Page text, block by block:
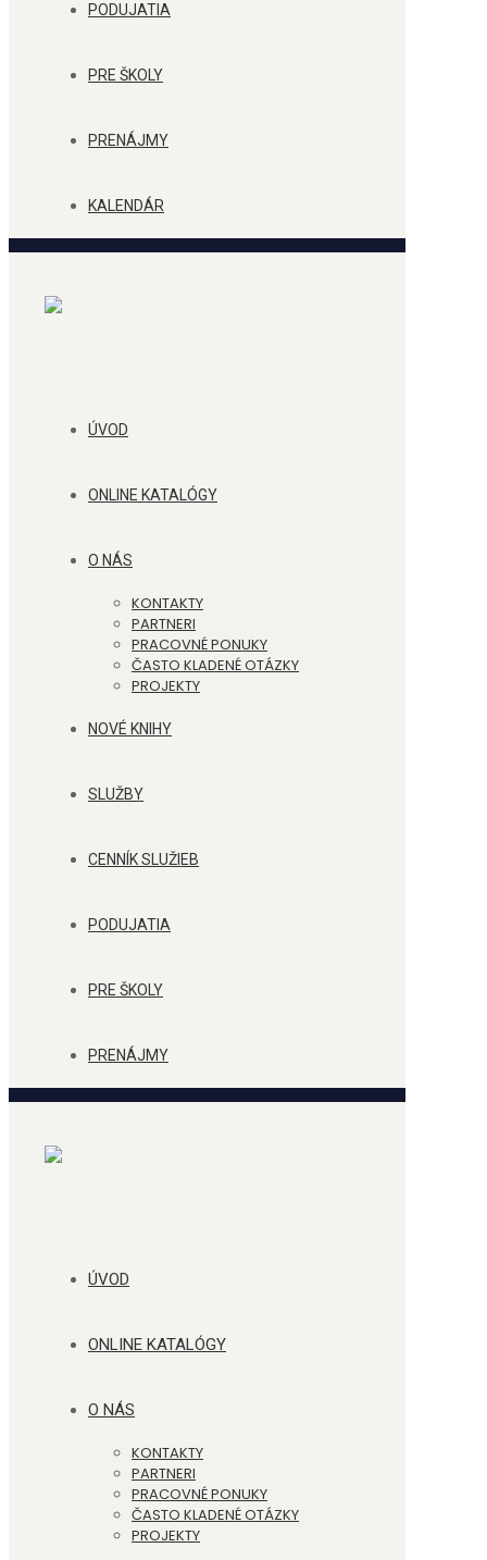
PODUJATIA
PRE ŠKOLY
PRENÁJMY
KALENDÁR
ÚVOD
ONLINE KATALÓGY
O NÁS
KONTAKTY
PARTNERI
PRACOVNÉ PONUKY
ČASTO KLADENÉ OTÁZKY
PROJEKTY
NOVÉ KNIHY
SLUŽBY
CENNÍK SLUŽIEB
PODUJATIA
PRE ŠKOLY
PRENÁJMY
ÚVOD
ONLINE KATALÓGY
O NÁS
KONTAKTY
PARTNERI
PRACOVNÉ PONUKY
ČASTO KLADENÉ OTÁZKY
PROJEKTY